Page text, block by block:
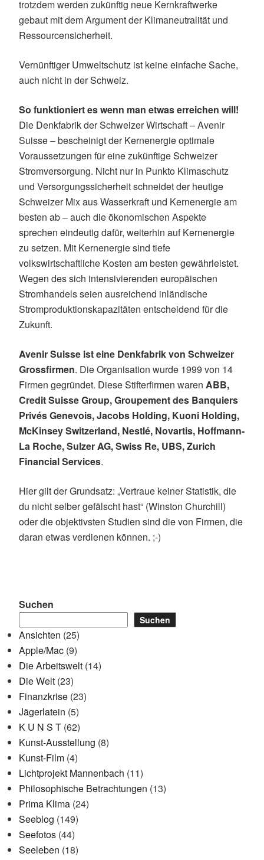
trotzdem werden zukünftig neue Kernkraftwerke
gebaut mit dem Argument der Klimaneutralität und
Ressourcensicherheit.
Vernünftiger Umweltschutz ist keine einfache Sache,
auch nicht in der Schweiz.
So funktioniert es wenn man etwas erreichen will!
Die Denkfabrik der Schweizer Wirtschaft – Avenir
Suisse – bescheinigt der Kernenergie optimale
Voraussetzungen für eine zukünftige Schweizer
Stromversorgung. Nicht nur in Punkto Klimaschutz
und Versorgungssicherheit schneidet der heutige
Schweizer Mix aus Wasserkraft und Kernenergie am
besten ab – auch die ökonomischen Aspekte
sprechen eindeutig dafür, weiterhin auf Kernenergie
zu setzen. Mit Kernenergie sind tiefe
volkswirtschaftliche Kosten am besten gewährleistet.
Wegen des sich intensivierenden europäischen
Stromhandels seien ausreichend inländische
Stromproduktionskapazitäten entscheidend für die
Zukunft.
Avenir Suisse ist eine Denkfabrik von Schweizer
Grossfirmen. Die Organisation wurde 1999 von 14
Firmen gegründet. Diese Stifterfirmen waren ABB,
Credit Suisse Group, Groupement des Banquiers
Privés Genevois, Jacobs Holding, Kuoni Holding,
McKinsey Switzerland, Nestlé, Novartis, Hoffmann-
La Roche, Sulzer AG, Swiss Re, UBS, Zurich
Financial Services.
Hier gilt der Grundsatz: „Vertraue keiner Statistik, die
du nicht selber gefälscht hast“ (Winston Churchill)
oder die objektivsten Studien sind die von Firmen, die
daran etwas verdienen können. ;-)
Suchen
Suchen
Ansichten (25)
Apple/Mac (9)
Die Arbeitswelt (14)
Die Welt (23)
Finanzkrise (23)
Jägerlatein (5)
K U N S T (62)
Kunst-Ausstellung (8)
Kunst-Film (4)
Lichtprojekt Mannenbach (11)
Philosophische Betrachtungen (13)
Prima Klima (24)
Seeblog (149)
Seefotos (44)
Seeleben (18)